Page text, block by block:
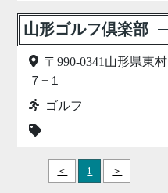
山形ゴルフ倶楽部
〒990-0341山形県東
７−１
ゴルフ
＜ 1 ＞